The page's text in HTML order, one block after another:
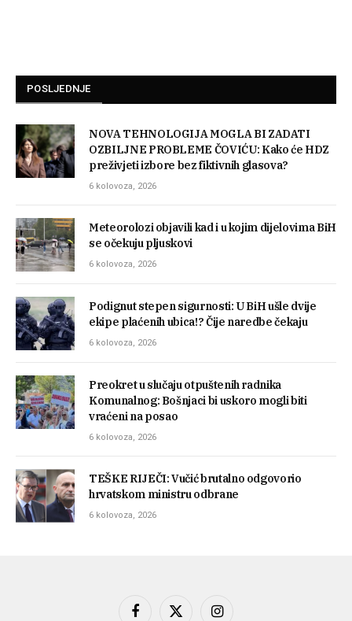
POSLJEDNJE
NOVA TEHNOLOGIJA MOGLA BI ZADATI
OZBILJNE PROBLEME ČOVIĆU: Kako će HDZ
preživjeti izbore bez fiktivnih glasova?
6 kolovoza, 2026
Meteorolozi objavili kad i u kojim dijelovima BiH
se očekuju pljuskovi
6 kolovoza, 2026
Podignut stepen sigurnosti: U BiH ušle dvije
ekipe plaćenih ubica!? Čije naredbe čekaju
6 kolovoza, 2026
Preokret u slučaju otpuštenih radnika
Komunalnog: Bošnjaci bi uskoro mogli biti
vraćeni na posao
6 kolovoza, 2026
TEŠKE RIJEČI: Vučić brutalno odgovorio
hrvatskom ministru odbrane
6 kolovoza, 2026
Facebook
X Instagram